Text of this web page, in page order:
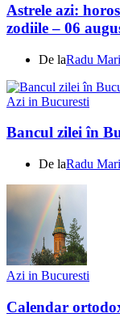
Astrele azi:
zodiile – 06
De laRadu
Azi in Bucuresti
Bancul zilei în
De laRadu
Azi in Bucuresti
Calendar